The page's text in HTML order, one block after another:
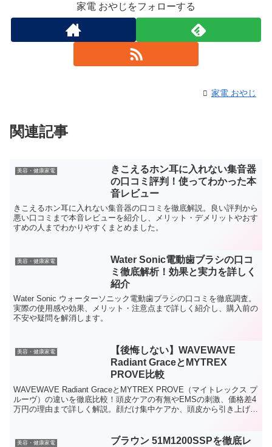
家電 おやじをフォローする
家電 おやじ
関連記事
美容・健康家電
きこえるホン耳に入れない集音器
の口コミ評判！使ってわかった本
音レビュー
きこえるホン耳に入れない集音器の口コミを徹底解説。良い評判から
悪い口コミまで本音レビューを紹介し、メリット・デメリットやおす
すめの人までわかりやすくまとめました。
美容・健康家電
Water Sonic電動歯ブラシの口コ
ミ徹底解析！効果と実力を詳しく
紹介
Water Sonic ウォーターソニック電動歯ブラシの口コミを徹底調査。
実際の使用感や効果、メリット・注意点まで詳しく紹介し、購入前の
不安や疑問を解消します。
美容・健康家電
【後悔しない】WAVEWAVE
Radiant GraceとMYTREX
PROVE比較
WAVEWAVE Radiant GraceとMYTREX PROVE（マイトレックス プ
ルーヴ）の違いを徹底比較！頭皮ケアの有無やEMSの刺激、価格差4
万円の理由まで詳しく解説。顔だけ集中ケアか、頭皮から引き上げる
美容・健康家電
ブラウン 51M1200SSPを徹底レ